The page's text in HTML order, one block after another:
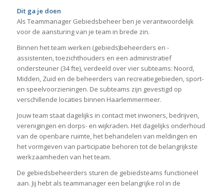
Dit ga je doen
Als Teammanager Gebiedsbeheer ben je verantwoordelijk
voor de aansturing van je team in brede zin.
Binnen het team werken (gebieds)beheerders en -
assistenten, toezichthouders en een administratief
ondersteuner (34 fte), verdeeld over vier subteams: Noord,
Midden, Zuid en de beheerders van recreatiegebieden, sport-
en speelvoorzieningen. De subteams zijn gevestigd op
verschillende locaties binnen Haarlemmermeer.
Jouw team staat dagelijks in contact met inwoners, bedrijven,
verenigingen en dorps- en wijkraden. Het dagelijks onderhoud
van de openbare ruimte, het behandelen van meldingen en
het vormgeven van participatie behoren tot de belangrijkste
werkzaamheden van het team.
De gebiedsbeheerders sturen de gebiedsteams functioneel
aan. Jij hebt als teammanager een belangrijke rol in de